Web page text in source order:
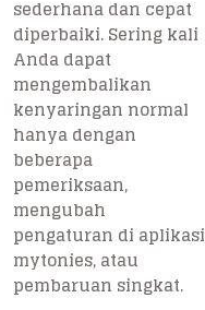
sederhana dan cepat
diperbaiki. Sering kali
Anda dapat
mengembalikan
kenyaringan normal
hanya dengan
beberapa
pemeriksaan,
mengubah
pengaturan di aplikasi
mytonies, atau
pembaruan singkat.